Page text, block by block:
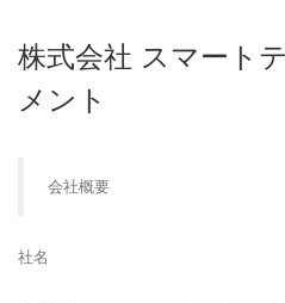
株式会社 スマート
メント
会社概要
社名